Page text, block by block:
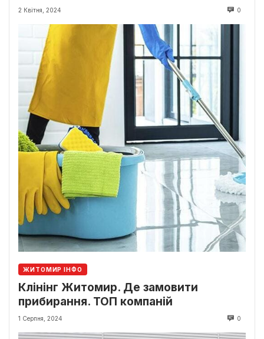
2 Квітня, 2024 0
ЖИТОМИР ІНФО
Клінінг Житомир. Де замовити
прибирання. ТОП компаній
1 Серпня, 2024 0